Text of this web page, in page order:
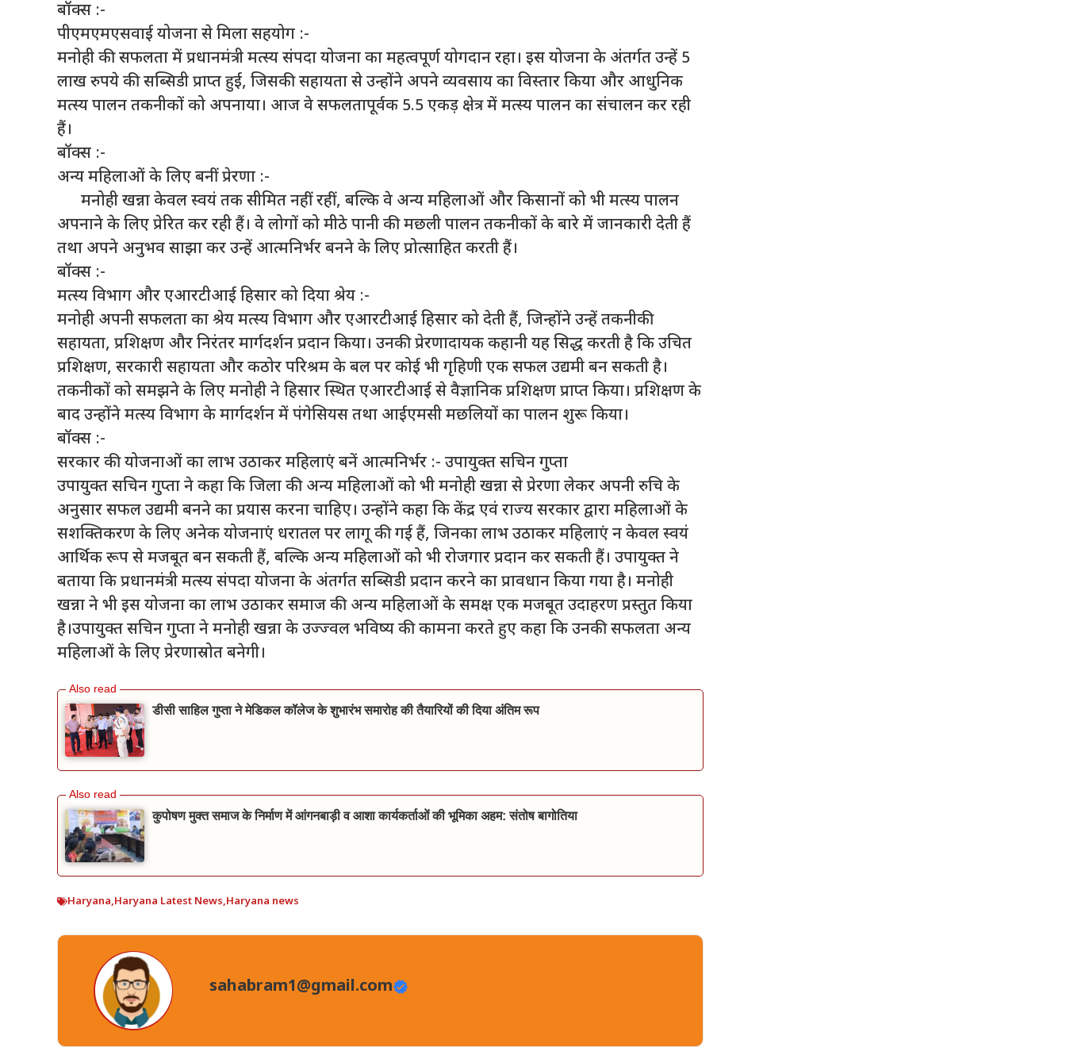
बॉक्स :-
पीएमएमएसवाई योजना से मिला सहयोग :-
मनोही की सफलता में प्रधानमंत्री मत्स्य संपदा योजना का महत्वपूर्ण योगदान रहा। इस योजना के अंतर्गत उन्हें 5
लाख रुपये की सब्सिडी प्राप्त हुई, जिसकी सहायता से उन्होंने अपने व्यवसाय का विस्तार किया और आधुनिक
मत्स्य पालन तकनीकों को अपनाया। आज वे सफलतापूर्वक 5.5 एकड़ क्षेत्र में मत्स्य पालन का संचालन कर रही
हैं।
बॉक्स :-
अन्य महिलाओं के लिए बनीं प्रेरणा :-
मनोही खन्ना केवल स्वयं तक सीमित नहीं रहीं, बल्कि वे अन्य महिलाओं और किसानों को भी मत्स्य पालन
अपनाने के लिए प्रेरित कर रही हैं। वे लोगों को मीठे पानी की मछली पालन तकनीकों के बारे में जानकारी देती हैं
तथा अपने अनुभव साझा कर उन्हें आत्मनिर्भर बनने के लिए प्रोत्साहित करती हैं।
बॉक्स :-
मत्स्य विभाग और एआरटीआई हिसार को दिया श्रेय :-
मनोही अपनी सफलता का श्रेय मत्स्य विभाग और एआरटीआई हिसार को देती हैं, जिन्होंने उन्हें तकनीकी
सहायता, प्रशिक्षण और निरंतर मार्गदर्शन प्रदान किया। उनकी प्रेरणादायक कहानी यह सिद्ध करती है कि उचित
प्रशिक्षण, सरकारी सहायता और कठोर परिश्रम के बल पर कोई भी गृहिणी एक सफल उद्यमी बन सकती है।
तकनीकों को समझने के लिए मनोही ने हिसार स्थित एआरटीआई से वैज्ञानिक प्रशिक्षण प्राप्त किया। प्रशिक्षण के
बाद उन्होंने मत्स्य विभाग के मार्गदर्शन में पंगेसियस तथा आईएमसी मछलियों का पालन शुरू किया।
बॉक्स :-
सरकार की योजनाओं का लाभ उठाकर महिलाएं बनें आत्मनिर्भर :- उपायुक्त सचिन गुप्ता
उपायुक्त सचिन गुप्ता ने कहा कि जिला की अन्य महिलाओं को भी मनोही खन्ना से प्रेरणा लेकर अपनी रुचि के
अनुसार सफल उद्यमी बनने का प्रयास करना चाहिए। उन्होंने कहा कि केंद्र एवं राज्य सरकार द्वारा महिलाओं के
सशक्तिकरण के लिए अनेक योजनाएं धरातल पर लागू की गई हैं, जिनका लाभ उठाकर महिलाएं न केवल स्वयं
आर्थिक रूप से मजबूत बन सकती हैं, बल्कि अन्य महिलाओं को भी रोजगार प्रदान कर सकती हैं। उपायुक्त ने
बताया कि प्रधानमंत्री मत्स्य संपदा योजना के अंतर्गत सब्सिडी प्रदान करने का प्रावधान किया गया है। मनोही
खन्ना ने भी इस योजना का लाभ उठाकर समाज की अन्य महिलाओं के समक्ष एक मजबूत उदाहरण प्रस्तुत किया
है।उपायुक्त सचिन गुप्ता ने मनोही खन्ना के उज्ज्वल भविष्य की कामना करते हुए कहा कि उनकी सफलता अन्य
महिलाओं के लिए प्रेरणास्रोत बनेगी।
डीसी साहिल गुप्ता ने मेडिकल कॉलेज के शुभारंभ समारोह की तैयारियों की दिया अंतिम रूप
कुपोषण मुक्त समाज के निर्माण में आंगनबाड़ी व आशा कार्यकर्ताओं की भूमिका अहम: संतोष बागोतिया
Haryana,Haryana Latest News,Haryana news
sahabram1@gmail.com